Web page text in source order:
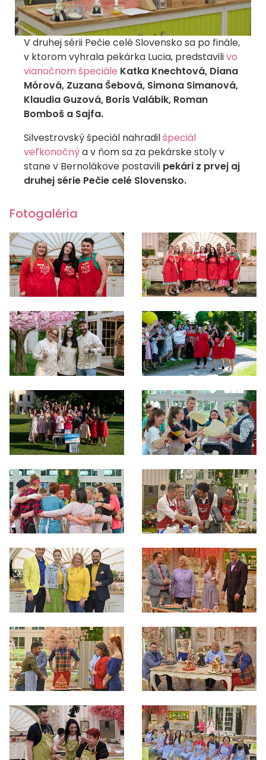
V druhej sérii Pečie celé Slovensko sa po finále,
v ktorom vyhrala pekárka Lucia, predstavilivo
vianočnom špeciále Katka Knechtová, Diana
Mórová, Zuzana Šebová, Simona Simanová,
Klaudia Guzová, Boris Valábik, Roman
Bomboš a Sajfa.
Silvestrovský špeciál nahradilšpeciál
veľkonočnýa v ňom sa za pekárske stoly v
stane v Bernolákove postavili pekári z prvej aj
druhej série Pečie celé Slovensko.
Fotogaléria